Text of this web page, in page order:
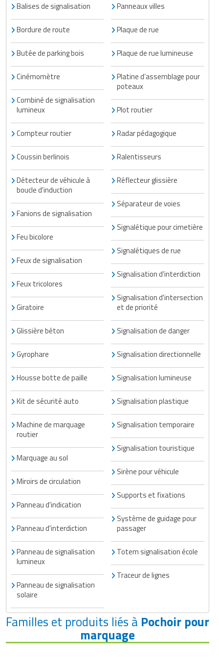
Ustensile cuisine professionnel
Vêtements personnalisés
Vitrines pour magasin
Traitement de l'air
Traitement des eaux
Trancheuse professionnelle
Transformateur électrique
Tubes et profilés
Tuyau flexible
Tuyau galvanisé
Tuyau renforcé
Ventilateurs et aération d'atelier
Tapis de bureau
Tapis et caillebotis
Traitement des surfaces
Traitement du linge
Vestiaires et casiers
Equipements de football
Equipements de karting
Equipements pour patinage
Equipements pour roller
Equipements pour skateboard
Equipements pour stade et terrain
sportif
Jeu gymnique
Loisirs
Matériel de fitness
Matériel de musculation
Vêtement sportif
Pétrin professionnel
Piano de cuisson
Plats et plateaux
Pompes à sauce
Portes commandes restaurant
Présentoir pour restaurant
Réchaud professionnel
Réfrigérateur professionnel
Restauration foraine
Robinetterie professionnelle
Rôtisserie professionnelle
Sautause professionnelle
Table de cuisson professionnelle
Tables de préparation réfrigérées
Ustensile de cuisine
Vaisselle restaurant
Vitrines réfrigérées
Balises de signalisation
Bordure de route
Butée de parking bois
Cinémomètre
Combiné de signalisation
lumineux
Compteur routier
Coussin berlinois
Détecteur de véhicule à
boucle d'induction
Fanions de signalisation
Feu bicolore
Feux de signalisation
Feux tricolores
Giratoire
Glissière béton
Gyrophare
Housse botte de paille
Kit de sécurité auto
Machine de marquage
routier
Marquage au sol
Miroirs de circulation
Panneau d'indication
Panneau d'interdiction
Panneau de signalisation
lumineux
Panneau de signalisation
solaire
Panneaux villes
Plaque de rue
Plaque de rue lumineuse
Platine d’assemblage pour
poteaux
Plot routier
Radar pédagogique
Ralentisseurs
Réflecteur glissière
Séparateur de voies
Signalétique pour cimetière
Signalétiques de rue
Signalisation d'interdiction
Signalisation d'intersection
et de priorité
Signalisation de danger
Signalisation directionnelle
Signalisation lumineuse
Signalisation plastique
Signalisation temporaire
Signalisation touristique
Sirène pour véhicule
Supports et fixations
Système de guidage pour
passager
Totem signalisation école
Traceur de lignes
Familles et produits liés à Pochoir pour
marquage